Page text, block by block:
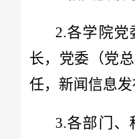
2.各学院党
长，党委（党
任，新闻信息
3.各部门、